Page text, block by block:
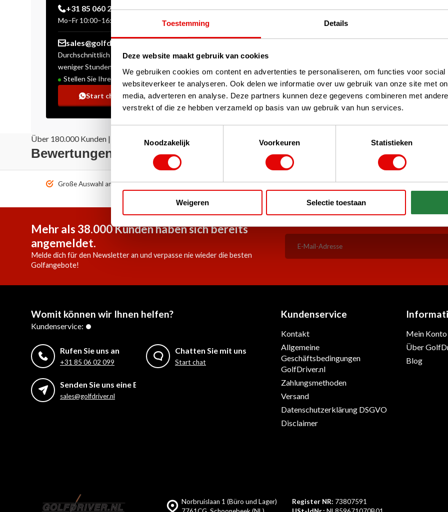
Toestemming Details
Deze website maakt gebruik van cookies
We gebruiken cookies om content en advertenties te personaliseren, om functies voor
websiteverkeer te analyseren. Ook delen we informatie over uw gebruik van onze site met
media, adverteren en analyse. Deze partners kunnen deze gegevens combineren met
verstrekt of die ze hebben verzameld op basis van uw gebruik van hun services.
Noodzakelijk
Voorkeuren Statistieken
Weigeren Selectie toestaan
+31 85 060 20 99
Mo–Fr 10:00–16:00 Uhr
sales@golfdriver.nl
Durchschnittlich innerhalb
weniger Stunden
Stellen Sie Ihre Frage!
Start chat
Über 180.000 Kunden | Über 5.000 Bewertungen | Trusted Shops, TrustPilot, Google
Bewertungen: Das sagen unsere Kunden
Große Auswahl an Top-Marken!
Vor 15:00 Uhr bestellt, am selben
Durchgehend günstige
Mehr als 38.000 Kunden haben sich bereits
angemeldet.
Melde dich für den Newsletter an und verpasse nie wieder die besten
Golfangebote!
Womit können wir Ihnen helfen?
Kundenservice:
Rufen Sie uns an
+31 85 06 02 099
Chatten Sie mit uns
Start chat
Senden Sie uns eine E-Mail
sales@golfdriver.nl
Kundenservice
Kontakt
Allgemeine
Geschäftsbedingungen
GolfDriver.nl
Zahlungsmethoden
Versand
Datenschutzerklärung DSGVO
Disclaimer
Mein Konto
Über
Blog
Norbruislaan 1 (Büro und Lager)
Register NR: 73807591